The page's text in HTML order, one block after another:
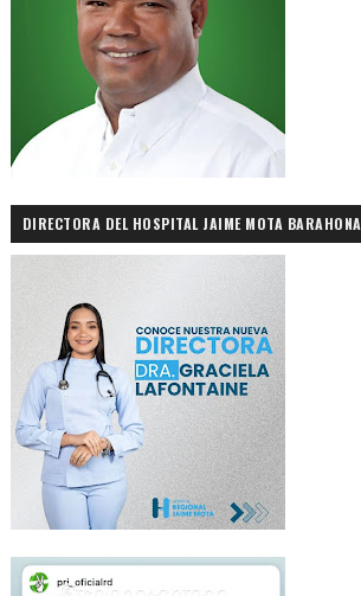
DIRECTORA DEL HOSPITAL JAIME MOTA BARAHONA